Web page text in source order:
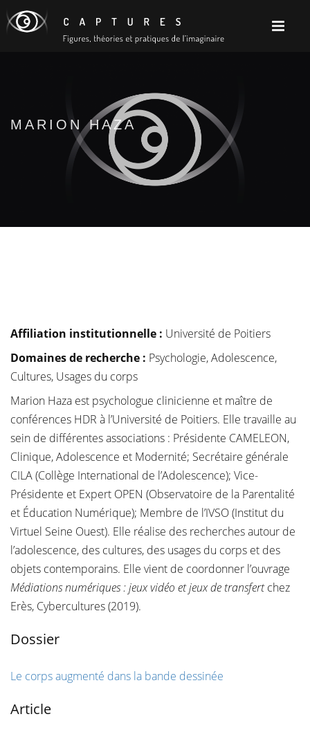
MARION HAZA
Affiliation institutionnelle : Université de Poitiers
Domaines de recherche : Psychologie, Adolescence,
Cultures, Usages du corps
Marion Haza est psychologue clinicienne et maître de
conférences HDR à l’Université de Poitiers. Elle travaille au
sein de différentes associations : Présidente CAMELEON,
Clinique, Adolescence et Modernité; Secrétaire générale
CILA (Collège International de l’Adolescence); Vice-
Présidente et Expert OPEN (Observatoire de la Parentalité
et Éducation Numérique); Membre de l’IVSO (Institut du
Virtuel Seine Ouest). Elle réalise des recherches autour de
l’adolescence, des cultures, des usages du corps et des
objets contemporains. Elle vient de coordonner l’ouvrage
Médiations numériques : jeux vidéo et jeux de transfertchez
Erès, Cybercultures (2019).
Dossier
Le corps augmenté dans la bande dessinée
Article